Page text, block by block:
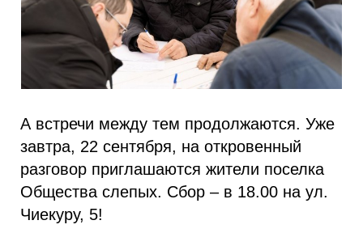
А встречи между тем продолжаются. Уже
завтра, 22 сентября, на откровенный
разговор приглашаются жители поселка
Общества слепых. Сбор – в 18.00 на ул.
Чиекуру, 5!